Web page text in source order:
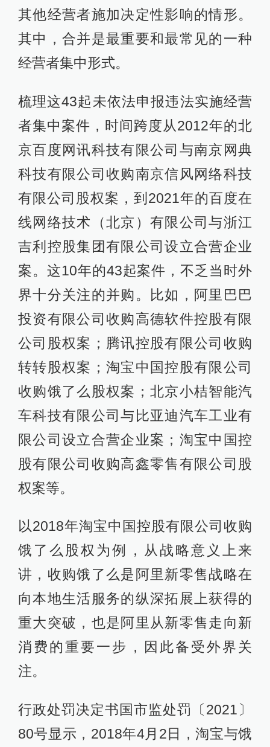
其他经营者施加决定性影响的情形。
其中，合并是最重要和最常见的一种
经营者集中形式。
梳理这43起未依法申报违法实施经营
者集中案件，时间跨度从2012年的北
京百度网讯科技有限公司与南京网典
科技有限公司收购南京信风网络科技
有限公司股权案，到2021年的百度在
线网络技术（北京）有限公司与浙江
吉利控股集团有限公司设立合营企业
案。这10年的43起案件，不乏当时外
界十分关注的并购。比如，阿里巴巴
投资有限公司收购高德软件控股有限
公司股权案；腾讯控股有限公司收购
转转股权案；淘宝中国控股有限公司
收购饿了么股权案；北京小桔智能汽
车科技有限公司与比亚迪汽车工业有
限公司设立合营企业案；淘宝中国控
股有限公司收购高鑫零售有限公司股
权案等。
以2018年淘宝中国控股有限公司收购
饿了么股权为例，从战略意义上来
讲，收购饿了么是阿里新零售战略在
向本地生活服务的纵深拓展上获得的
重大突破，也是阿里从新零售走向新
消费的重要一步，因此备受外界关
注。
行政处罚决定书国市监处罚〔2021〕
80号显示，2018年4月2日，淘宝与饿